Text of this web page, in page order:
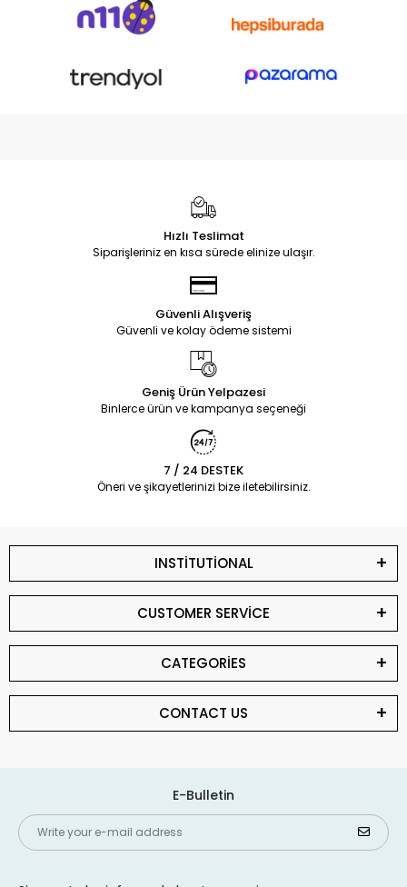
Hızlı Teslimat
Siparişleriniz en kısa sürede elinize ulaşır.
Güvenli Alışveriş
Güvenli ve kolay ödeme sistemi
Geniş Ürün Yelpazesi
Binlerce ürün ve kampanya seçeneği
7 / 24 DESTEK
Öneri ve şikayetlerinizi bize iletebilirsiniz.
INSTİTUTİONAL
CUSTOMER SERVİCE
CATEGORİES
CONTACT US
E-Bulletin